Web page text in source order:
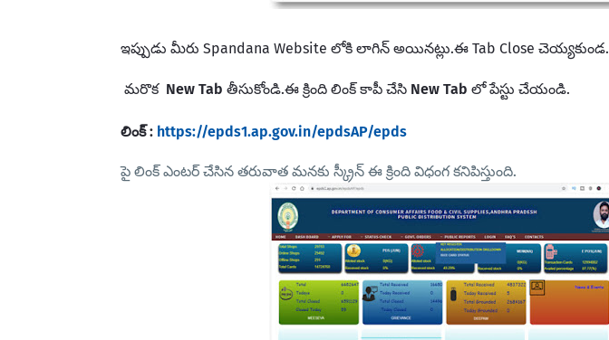
ఇప్పుడు మీరు Spandana Website లోకి లాగిన్ అయినట్లు.ఈ Tab Close చెయ్యకుండ.
మరొక New Tab తీసుకోండి.ఈ క్రింది లింక్ కాపీ చేసి New Tab లో పేస్టు చేయండి.
లింక్ : https://epds1.ap.gov.in/epdsAP/epds
పై లింక్ ఎంటర్ చేసిన తరువాత మనకు స్క్రీన్ ఈ క్రింది విధంగ కనిపిస్తుంది.